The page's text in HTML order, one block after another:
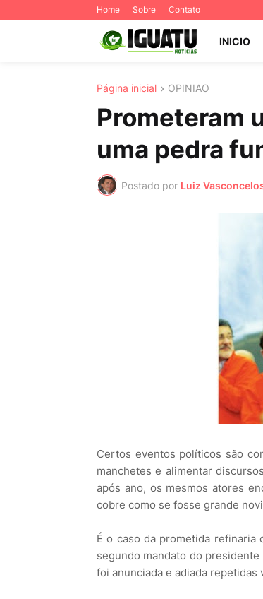
Home Sobre Contato
INICIO
Página inicial OPINIAO
Prometeram
uma pedra
Postado por Luiz
Certos eventos políticos são
manchetes e alimentar
após ano, os mesmos atores
cobre como se fosse grande
É o caso da prometida refinaria
segundo mandato do
foi anunciada e adiada repetidas